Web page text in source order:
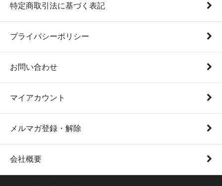
特定商取引法に基づく表記
プライバシーポリシー
お問い合わせ
マイアカウント
メルマガ登録・解除
会社概要